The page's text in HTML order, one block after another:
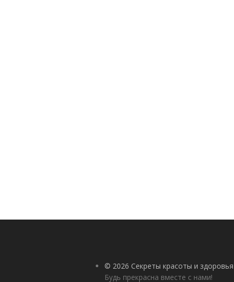
© 2026 Секреты красоты и здоровья
Будь прекрасна вместе с нами!